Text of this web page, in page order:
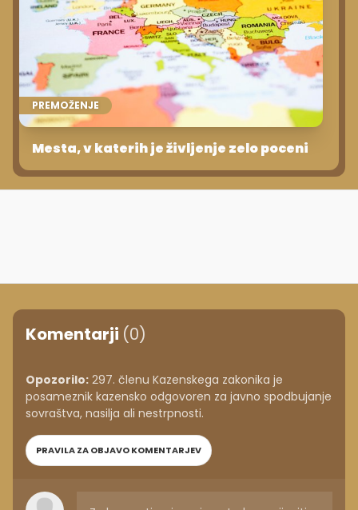
PREMOŽENJE
Mesta, v katerih je življenje zelo poceni
Komentarji (0)
Opozorilo: 297. členu Kazenskega zakonika je
posameznik kazensko odgovoren za javno spodbujanje
sovraštva, nasilja ali nestrpnosti.
PRAVILA ZA OBJAVO KOMENTARJEV